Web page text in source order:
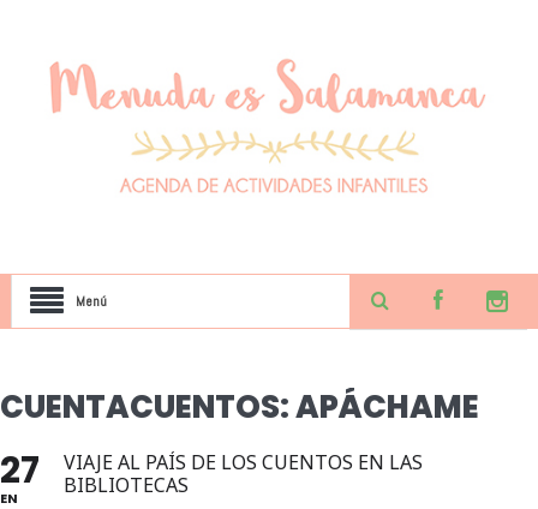
Menú
CUENTACUENTOS: APÁCHAME
27
EN
VIAJE AL PAÍS DE LOS CUENTOS EN LAS
BIBLIOTECAS